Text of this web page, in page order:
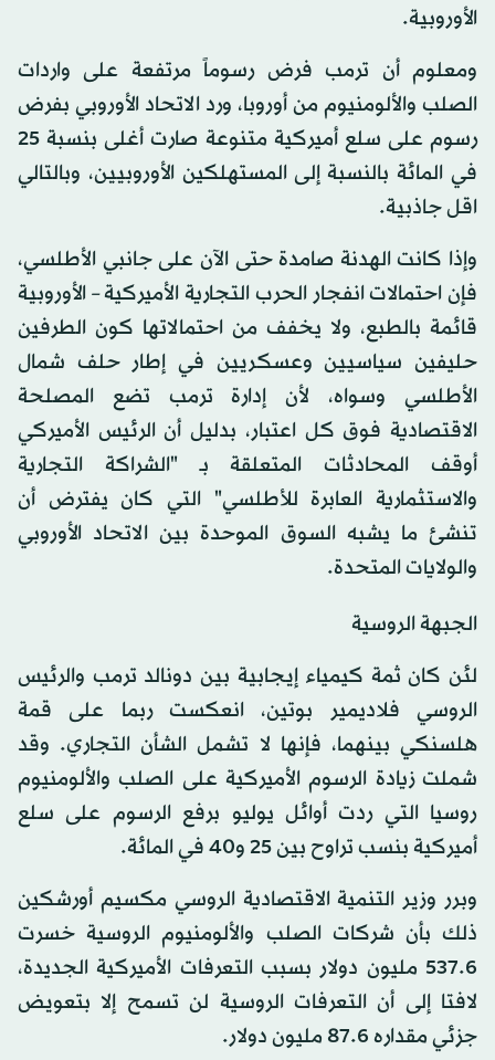
الأوروبية.
ومعلوم أن ترمب فرض رسوماً مرتفعة على واردات
الصلب والألومنيوم من أوروبا، ورد الاتحاد الأوروبي بفرض
رسوم على سلع أميركية متنوعة صارت أغلى بنسبة 25
في المائة بالنسبة إلى المستهلكين الأوروبيين، وبالتالي
اقل جاذبية.
وإذا كانت الهدنة صامدة حتى الآن على جانبي الأطلسي،
فإن احتمالات انفجار الحرب التجارية الأميركية – الأوروبية
قائمة بالطبع، ولا يخفف من احتمالاتها كون الطرفين
حليفين سياسيين وعسكريين في إطار حلف شمال
الأطلسي وسواه، لأن إدارة ترمب تضع المصلحة
الاقتصادية فوق كل اعتبار، بدليل أن الرئيس الأميركي
أوقف المحادثات المتعلقة بـ "الشراكة التجارية
والاستثمارية العابرة للأطلسي" التي كان يفترض أن
تنشئ ما يشبه السوق الموحدة بين الاتحاد الأوروبي
والولايات المتحدة.
الجبهة الروسية
لئن كان ثمة كيمياء إيجابية بين دونالد ترمب والرئيس
الروسي فلاديمير بوتين، انعكست ربما على قمة
هلسنكي بينهما، فإنها لا تشمل الشأن التجاري. وقد
شملت زيادة الرسوم الأميركية على الصلب والألومنيوم
روسيا التي ردت أوائل يوليو برفع الرسوم على سلع
أميركية بنسب تراوح بين 25 و40 في المائة.
وبرر وزير التنمية الاقتصادية الروسي مكسيم أورشكين
ذلك بأن شركات الصلب والألومنيوم الروسية خسرت
537.6 مليون دولار بسبب التعرفات الأميركية الجديدة،
لافتا إلى أن التعرفات الروسية لن تسمح إلا بتعويض
جزئي مقداره 87.6 مليون دولار.